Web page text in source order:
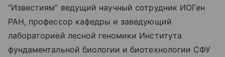
“Известиям” ведущий научный сотрудник ИОГен
РАН, профессор кафедры и заведующий
лабораторией лесной геномики Института
фундаментальной биологии и биотехнологии СФУ